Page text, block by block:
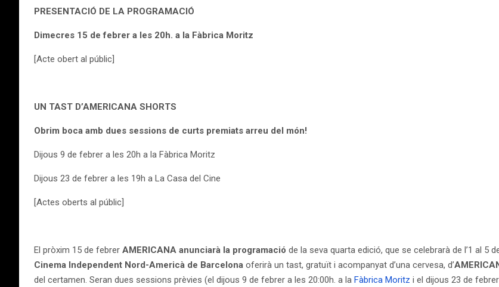
PRESENTACIÓ DE LA PROGRAMACIÓ
Dimecres 15 de febrer a les 20h. a la Fàbrica Moritz
[Acte obert al públic]
UN TAST D’AMERICANA SHORTS
Obrim boca amb dues sessions de curts premiats arreu del món!
Dijous 9 de febrer a les 20h a la Fàbrica Moritz
Dijous 23 de febrer a les 19h a La Casa del Cine
[Actes oberts al públic]
El pròxim 15 de febrer AMERICANA anunciarà la programació de la seva quarta edició, que se celebrarà de l’1 al 5
Cinema Independent Nord-Americà de Barcelona oferirà un tast, gratuït i acompanyat d’una cervesa, d’
del certamen. Seran dues sessions prèvies (el dijous 9 de febrer a les 20:00h. a la Fàbrica Moritz i el dijous 23 de